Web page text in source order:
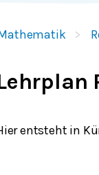
entsteht in